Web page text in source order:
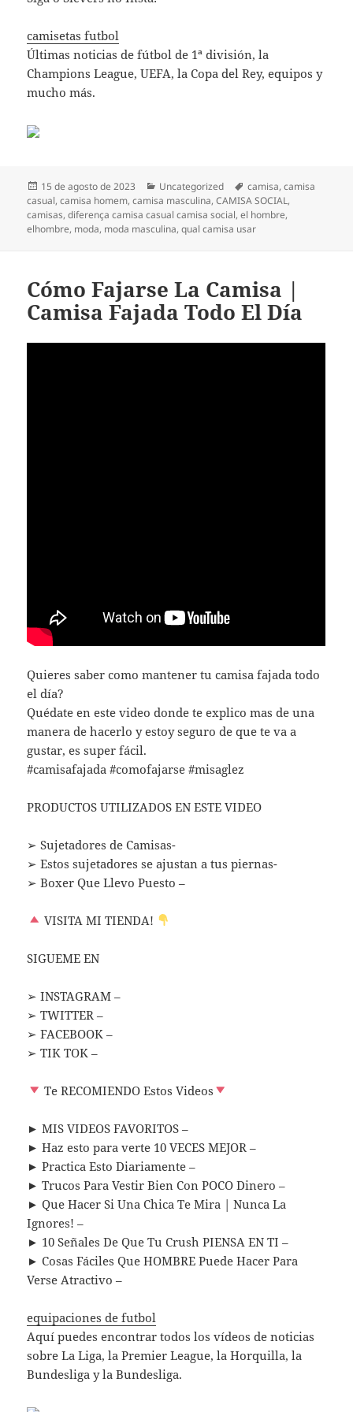
camisetas futbol
Últimas noticias de fútbol de 1ª división, la
Champions League, UEFA, la Copa del Rey, equipos y
mucho más.
Publicado
el
15 de agosto de 2023 Categorías
Uncategorized Etiquetas
camisa,camisa
casual,camisa homem,camisa masculina,CAMISA SOCIAL,
camisas,diferença camisa casual camisa social,el hombre,
elhombre, moda, moda masculina,qual camisa usar
Cómo Fajarse La Camisa |
Camisa Fajada Todo El Día
Quieres saber como mantener tu camisa fajada todo
el día?
Quédate en este video donde te explico mas de una
manera de hacerlo y estoy seguro de que te va a
gustar, es super fácil.
#camisafajada #comofajarse #misaglez
PRODUCTOS UTILIZADOS EN ESTE VIDEO
➢ Sujetadores de Camisas-
➢ Estos sujetadores se ajustan a tus piernas-
➢ Boxer Que Llevo Puesto –
VISITA MI TIENDA!
SIGUEME EN
➢ INSTAGRAM –
➢ TWITTER –
➢ FACEBOOK –
➢ TIK TOK –
Te RECOMIENDO Estos Videos
► MIS VIDEOS FAVORITOS –
► Haz esto para verte 10 VECES MEJOR –
► Practica Esto Diariamente –
► Trucos Para Vestir Bien Con POCO Dinero –
► Que Hacer Si Una Chica Te Mira | Nunca La
Ignores! –
► 10 Señales De Que Tu Crush PIENSA EN TI –
► Cosas Fáciles Que HOMBRE Puede Hacer Para
Verse Atractivo –
equipaciones de futbol
Aquí puedes encontrar todos los vídeos de noticias
sobre La Liga, la Premier League, la Horquilla, la
Bundesliga y la Bundesliga.